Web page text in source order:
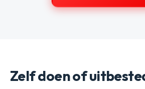
Zelf doen of